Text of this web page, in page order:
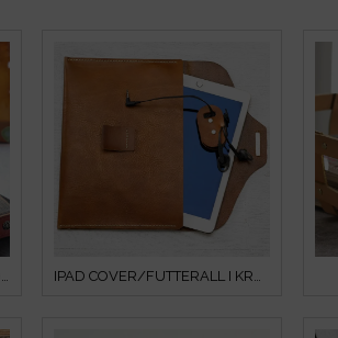
GLASBRIKKER AF LÆDER MED HOLDER IPAD COVER/FUTTERALL I KRAFTIGT LÆDER